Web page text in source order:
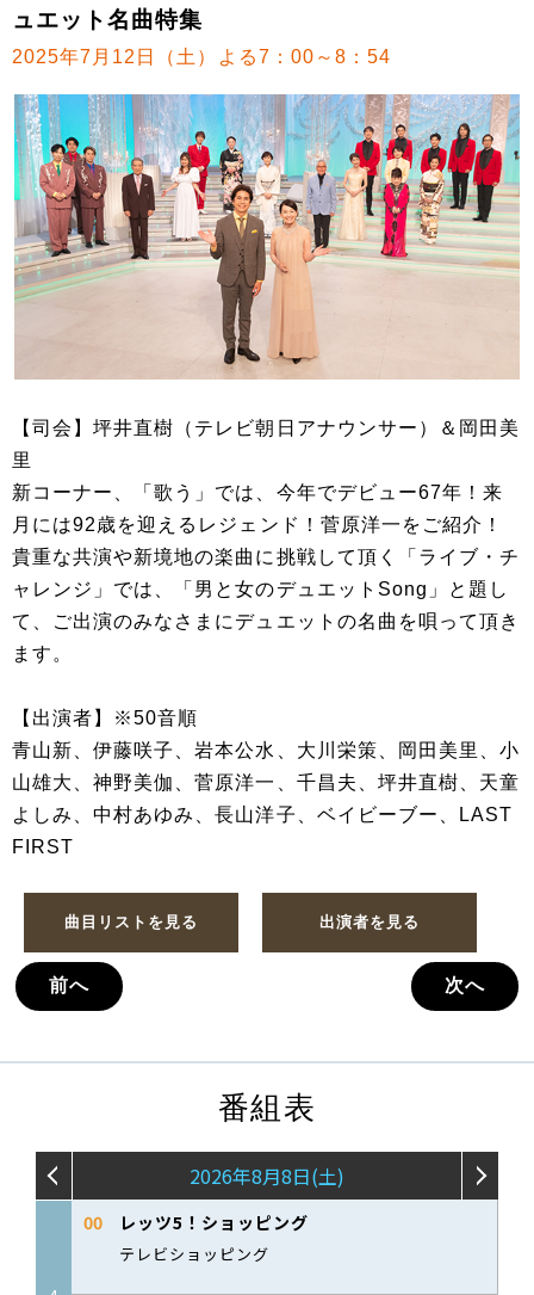
ュエット名曲特集
2025年7月12日（土）よる7：00～8：54
【司会】坪井直樹（テレビ朝日アナウンサー）＆岡田美
里
新コーナー、「歌う」では、今年でデビュー67年！来
月には92歳を迎えるレジェンド！菅原洋一をご紹介！
貴重な共演や新境地の楽曲に挑戦して頂く「ライブ・チ
ャレンジ」では、「男と女のデュエットSong」と題し
て、ご出演のみなさまにデュエットの名曲を唄って頂き
ます。
【出演者】※50音順
青山新、伊藤咲子、岩本公水、大川栄策、岡田美里、小
山雄大、神野美伽、菅原洋一、千昌夫、坪井直樹、天童
よしみ、中村あゆみ、長山洋子、ベイビーブー、LAST
FIRST
曲目リストを見る 出演者を見る
前へ 次へ
番組表